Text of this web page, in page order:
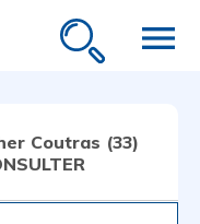
menu
Coutras (33)